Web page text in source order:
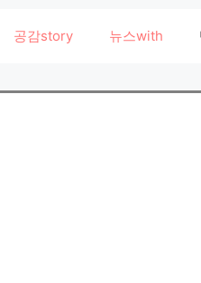
공감story 뉴스with